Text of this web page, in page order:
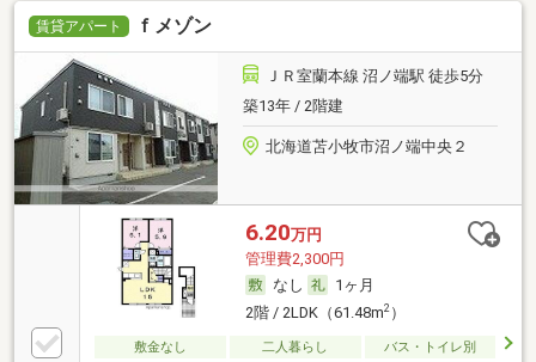
賃貸アパート ｆメゾン
ＪＲ室蘭本線 沼ノ端駅 徒歩5分
築13年 / 2階建
北海道苫小牧市沼ノ端中央２
6.20万円
管理費2,300円
なし
1ヶ月
2階 / 2LDK（61.48m2）
敷金なし 二人暮らし
バス・トイレ別